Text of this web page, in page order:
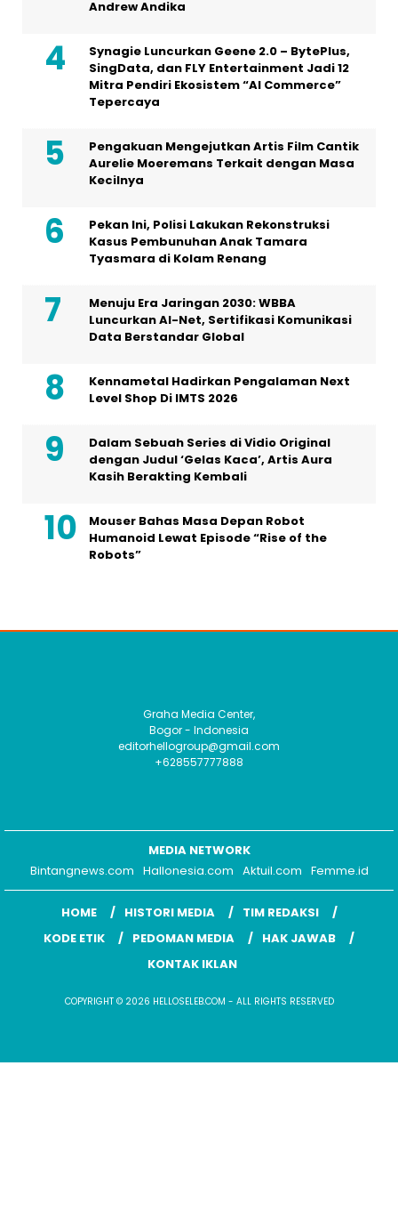
Andrew Andika
Synagie Luncurkan Geene 2.0 – BytePlus,
SingData, dan FLY Entertainment Jadi 12
Mitra Pendiri Ekosistem “AI Commerce”
Tepercaya
Pengakuan Mengejutkan Artis Film Cantik
Aurelie Moeremans Terkait dengan Masa
Kecilnya
Pekan Ini, Polisi Lakukan Rekonstruksi
Kasus Pembunuhan Anak Tamara
Tyasmara di Kolam Renang
Menuju Era Jaringan 2030: WBBA
Luncurkan AI-Net, Sertifikasi Komunikasi
Data Berstandar Global
Kennametal Hadirkan Pengalaman Next
Level Shop Di IMTS 2026
Dalam Sebuah Series di Vidio Original
dengan Judul ‘Gelas Kaca’, Artis Aura
Kasih Berakting Kembali
Mouser Bahas Masa Depan Robot
Humanoid Lewat Episode “Rise of the
Robots”
Graha Media Center,
Bogor - Indonesia
editorhellogroup@gmail.com
+628557777888
MEDIA NETWORK
Bintangnews.com Hallonesia.com Aktuil.com Femme.id
HOME HISTORI MEDIA
TIM REDAKSI
KODE ETIK
PEDOMAN MEDIA
HAK JAWAB
KONTAK IKLAN
COPYRIGHT © 2026 HELLOSELEB.COM - ALL RIGHTS RESERVED